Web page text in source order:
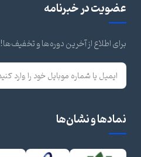
عضویت در خبرنامه
برای اطلاع از آخرین دوره‌ها و تخفیف‌ها!
نمادها و نشان‌ها